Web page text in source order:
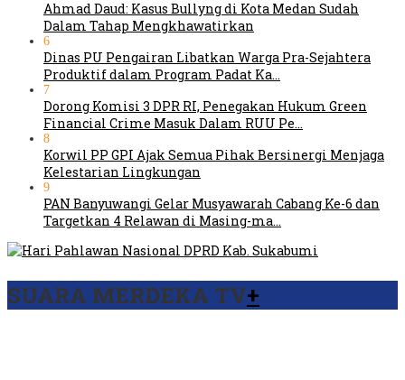
Ahmad Daud: Kasus Bullyng di Kota Medan Sudah
Dalam Tahap Mengkhawatirkan
6
Dinas PU Pengairan Libatkan Warga Pra-Sejahtera
Produktif dalam Program Padat Ka…
7
Dorong Komisi 3 DPR RI, Penegakan Hukum Green
Financial Crime Masuk Dalam RUU Pe…
8
Korwil PP GPI Ajak Semua Pihak Bersinergi Menjaga
Kelestarian Lingkungan
9
PAN Banyuwangi Gelar Musyawarah Cabang Ke-6 dan
Targetkan 4 Relawan di Masing-ma…
SUARA MERDEKA TV+